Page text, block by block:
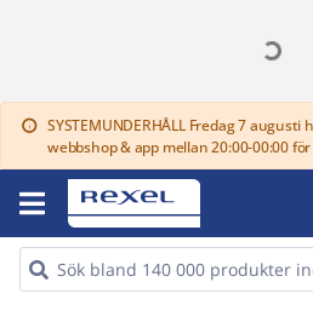
info SYSTEMUNDERHÅLL Fredag 7
webbshop & app mellan 20:00-00:00